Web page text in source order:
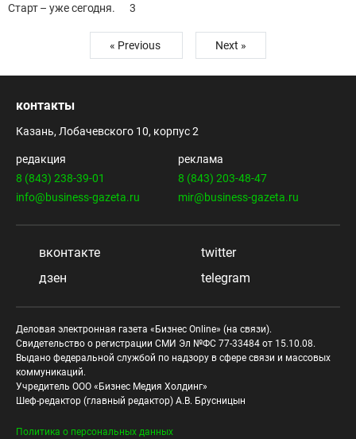
Старт – уже сегодня. 3
« Previous Next »
контакты
Казань, Лобачевского 10, корпус 2
редакция
8 (843) 238-39-01
info@business-gazeta.ru
реклама
8 (843) 203-48-47
mir@business-gazeta.ru
вконтакте
twitter
дзен
telegram
Деловая электронная газета «Бизнес Online» (на связи).
Свидетельство о регистрации СМИ Эл №ФС 77-33484 от 15.10.08.
Выдано федеральной службой по надзору в сфере связи и массовых
коммуникаций.
Учредитель ООО «Бизнес Медия Холдинг»
Шеф-редактор (главный редактор) А.В. Брусницын
Политика о персональных данных